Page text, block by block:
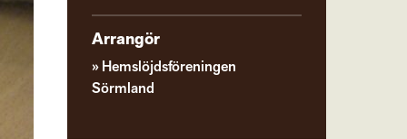
Arrangör
Hemslöjdsföreningen
Sörmland